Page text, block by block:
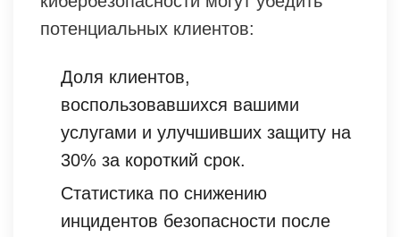
потенциальных клиентов:
Доля клиентов,
воспользовавшихся вашими
услугами и улучшивших защиту на
30% за короткий срок.
Статистика по снижению
инцидентов безопасности после